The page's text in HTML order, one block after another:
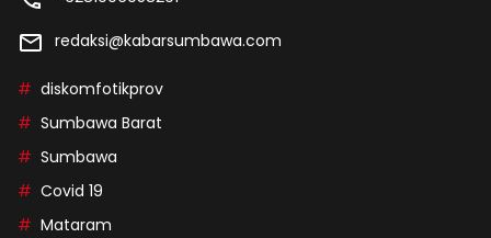
redaksi@kabarsumbawa.com
diskomfotikprov
Sumbawa Barat
Sumbawa
Covid 19
Mataram